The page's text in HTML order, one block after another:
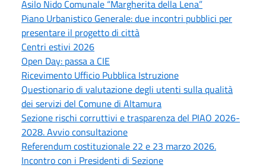
Asilo Nido Comunale “Margherita della Lena”
Piano Urbanistico Generale: due incontri pubblici per
presentare il progetto di città
Centri estivi 2026
Open Day: passa a CIE
Ricevimento Ufficio Pubblica Istruzione
Questionario di valutazione degli utenti sulla qualità
dei servizi del Comune di Altamura
Sezione rischi corruttivi e trasparenza del PIAO 2026-
2028. Avvio consultazione
Referendum costituzionale 22 e 23 marzo 2026.
Incontro con i Presidenti di Sezione